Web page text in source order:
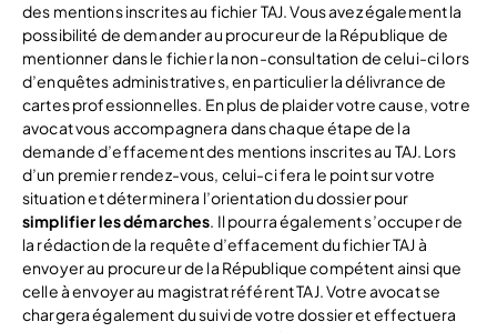
des mentions inscrites au fichier TAJ. Vous avez également la
possibilité de demander au procureur de la République de
mentionner dans le fichier la non-consultation de celui-ci lors
d’enquêtes administratives, en particulier la délivrance de
cartes professionnelles. En plus de plaider votre cause, votre
avocat vous accompagnera dans chaque étape de la
demande d’effacement des mentions inscrites au TAJ. Lors
d’un premier rendez-vous, celui-ci fera le point sur votre
situation et déterminera l’orientation du dossier pour
simplifier les démarches. Il pourra également s’occuper de
la rédaction de la requête d’effacement du fichier TAJ à
envoyer au procureur de la République compétent ainsi que
celle à envoyer au magistrat référent TAJ. Votre avocat se
chargera également du suivi de votre dossier et effectuera